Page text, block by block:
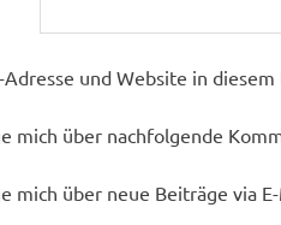
Adresse und Website in
mich über nachfolgende
mich über neue Beiträge via E-